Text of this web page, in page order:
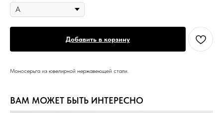
Добавить в корзину
Моносерьга из ювелирной нержавеющей стали.
ВАМ МОЖЕТ БЫТЬ ИНТЕРЕСНО